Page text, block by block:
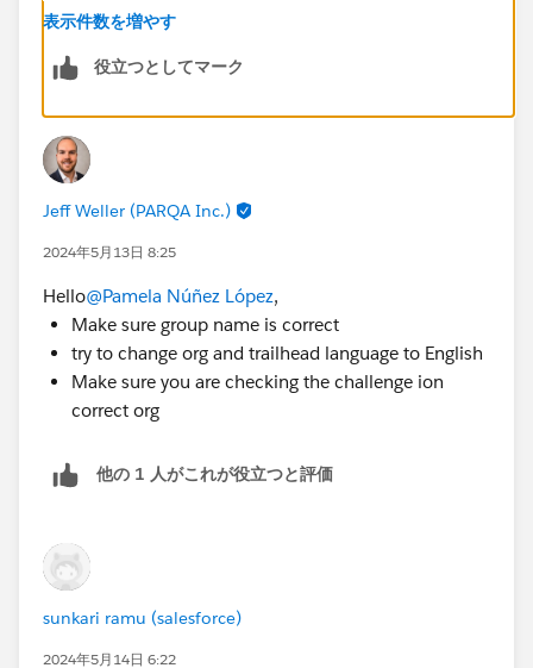
Try the below steps to change your language:
Launch your playground and Click the profile
It goes to the personal information page
Click on Language and time zone
Change the Language and Locale to English
So that the playground language will be changed to
English
Error No se encuentra un flujo activo denominado
'Nuevo prospecto'.
表示件数を増やす
役立つとしてマーク
Jeff Weller (PARQA Inc.)
2024年5月13日 8:25
Hello@Pamela Núñez López,
Make sure group name is correct
try to change org and trailhead language to English
Make sure you are checking the challenge ion
correct org
他の 1 人がこれが役立つと評価
sunkari ramu (salesforce)
2024年5月14日 6:22